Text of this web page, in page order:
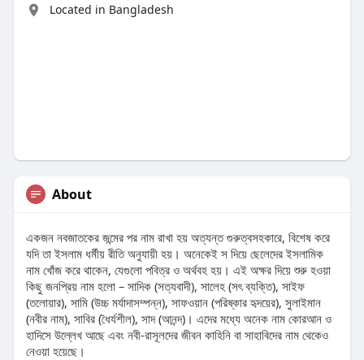
Located in Bangladesh
About
একজন নবজাতকের জন্মের পর নাম রাখা হয় অত্যন্ত গুরুত্বসহকারে, বিশেষ করে
যদি তা ইসলাম ধর্মীয় রীতি অনুযায়ী হয়। অনেকেই স দিয়ে ছেলেদের ইসলামিক
নাম খোঁজ করে থাকেন, যেগুলো পবিত্র ও অর্থবহ হয়। এই অক্ষর দিয়ে শুরু হওয়া
কিছু জনপ্রিয় নাম হলো – সাদিক (সত্যবাদী), সালেহ (সৎ ব্যক্তি), সাইফ
(তলোয়ার), সামি (উচ্চ মর্যাদাসম্পন্ন), সাফওয়ান (পরিষ্কার হৃদয়ের), সুলাইমান
(নবীর নাম), সাবির (ধৈর্যশীল), সাদ (আনন্দ)। এদের মধ্যে অনেক নাম কোরআন ও
হাদিসে উল্লেখ আছে এবং নবী-রাসূলদের জীবন কাহিনি বা সাহাবিদের নাম থেকেও
নেওয়া হয়েছে।